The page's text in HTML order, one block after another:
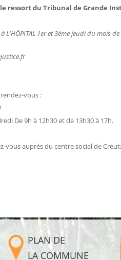
ressort du Tribunal de Grande
à L'HÔPITAL 1er et 3ème jeudi du mois
vous :
De 9h à 12h30 et de 13h30 à 17h.
vous auprès du centre social de
PLAN DE
LA COMMUNE